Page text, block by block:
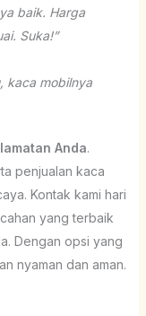
baik. Harga
Suka!”
kaca mobilnya
Anda.
penjualan kaca
Kontak kami hari
yang terbaik
Dengan opsi yang
nyaman dan aman.